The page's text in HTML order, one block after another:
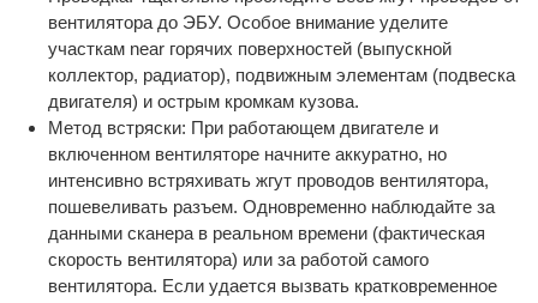
вентилятора до ЭБУ. Особое внимание уделите
участкам near горячих поверхностей (выпускной
коллектор, радиатор), подвижным элементам (подвеска
двигателя) и острым кромкам кузова.
Метод встряски: При работающем двигателе и
включенном вентиляторе начните аккуратно, но
интенсивно встряхивать жгут проводов вентилятора,
пошевеливать разъем. Одновременно наблюдайте за
данными сканера в реальном времени (фактическая
скорость вентилятора) или за работой самого
вентилятора. Если удается вызвать кратковременное